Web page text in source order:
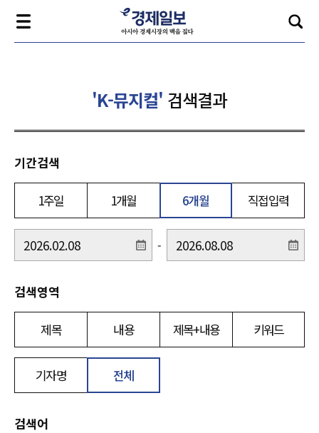
'K-뮤지컬' 검색결과
기간검색
1주일 1개월 6개월 직접입력
-
검색영역
제목 내용 제목+내용 키워드
기자명 전체
검색어